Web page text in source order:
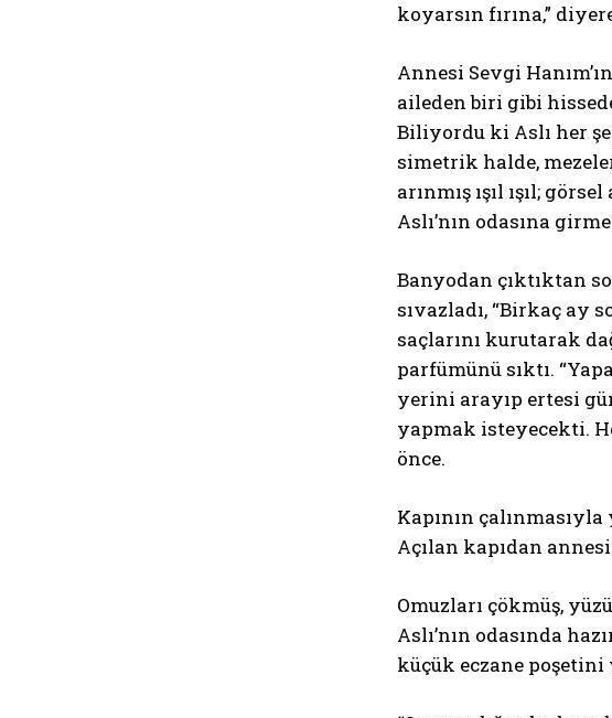
koyarsın fırına,”
Annesi Sevgi
aileden biri gibi
Biliyordu ki Aslı her
simetrik halde,
arınmış ışıl ışıl;
Aslı’nın odasına
Banyodan çıktıktan
sıvazladı, “Birkaç ay
saçlarını kurutarak
parfümünü sıktı.
yerini arayıp ertesi
yapmak isteyecekti.
önce.
Kapının
Açılan kapıdan
Omuzları çökmüş,
Aslı’nın odasında
küçük eczane poşetini